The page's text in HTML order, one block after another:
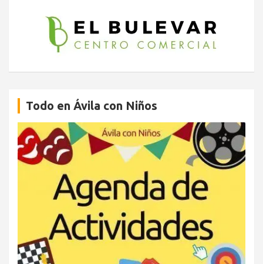
Todo en Ávila con Niños